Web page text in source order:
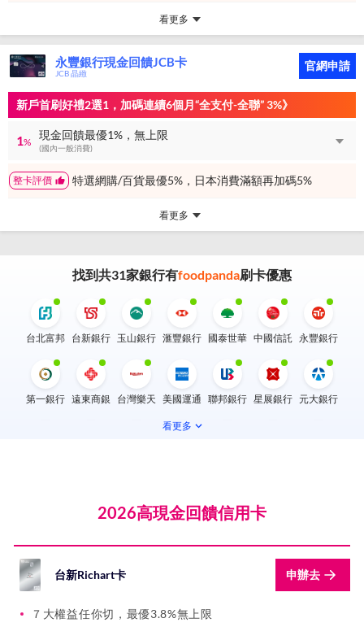
看更多
永豐銀行現金回饋JCB卡
JCB 晶緻
官網申請
新戶首刷好禮2選1，加碼連續6個月“全支付-全聯” 3%》
1%
現金回饋最優1%，無上限
(國內一般消費)
整卡評價 特選網購/百貨最優5%，日本消費滿額再加碼5%
看更多
找到共31家銀行有foodpanda刷卡優惠
台北富邦 台新銀行 玉山銀行 滙豐銀行 國泰世華 中國信託 永豐銀行
第一銀行 遠東商銀 台灣樂天 美國運通 聯邦銀行 星展銀行 元大銀行
土地銀行 臺灣銀行 台灣企銀 台中銀行 日盛銀行
陽信銀行 高雄銀行 三信商銀 板信商銀 LINE Bank
看更多
2026高現金回饋信用卡
台新Richart卡 申辦去
７大權益任你切，最優3.8%無上限